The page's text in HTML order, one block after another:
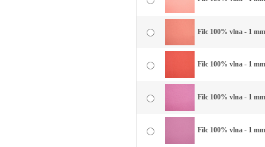
Filc 100% vlna - 1
Filc 100% vlna - 1
Filc 100% vlna - 1
Filc 100% vlna - 1